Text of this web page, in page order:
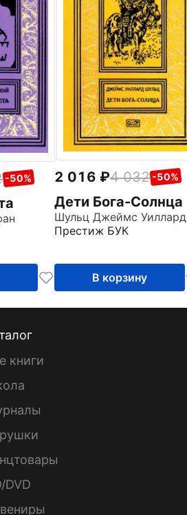
-50% 2 016 4 032 -50%
Дети Бога-Солнца
Шульц Джеймс Уиллард
Престиж БУК
В корзину
книги
DVD